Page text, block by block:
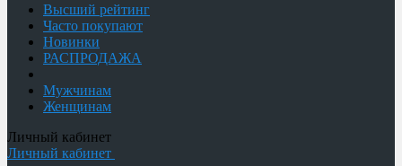
Высший рейтинг
Часто покупают
Новинки
РАСПРОДАЖА
Мужчинам
Женщинам
Личный кабинет
Личный кабинет